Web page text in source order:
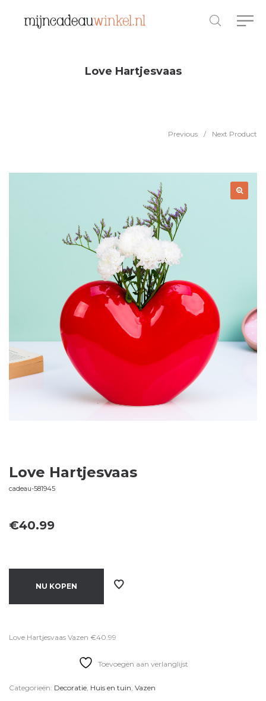
Love Hartjesvaas
Previous / Next Product
Love Hartjesvaas
cadeau-581945
€40.99
NU KOPEN
Love Hartjesvaas Vazen €40.99
Toevoegen aan verlanglijst
Categorieën: Decoratie, Huis en tuin, Vazen